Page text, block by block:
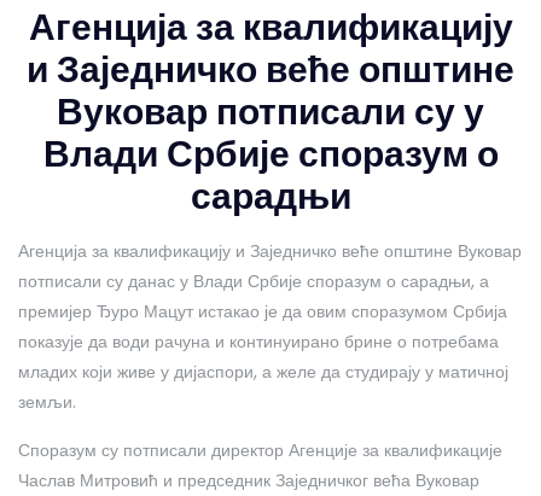
Агенција за квалификацију
и Заједничко веће општине
Вуковар потписали су у
Влади Србије споразум о
сарадњи
Агенција за квалификацију и Заједничко веће општине Вуковар
потписали су данас у Влади Србије споразум о сарадњи, а
премијер Ђуро Мацут истакао је да овим споразумом Србија
показује да води рачуна и континуирано брине о потребама
младих који живе у дијаспори, а желе да студирају у матичној
земљи.
Споразум су потписали директор Агенције за квалификације
Часлав Митровић и председник Заједничког већа Вуковар